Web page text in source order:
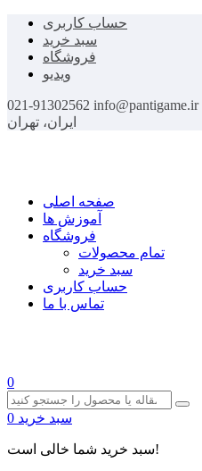
حساب کاربری
سبد خرید
فروشگاه
ویدیو
021-91302562 info@pantigame.ir
ایران، تهران
صفحه اصلی
آموزش ها
فروشگاه
تمام محصولات
سبد خرید
حساب کاربری
تماس با ما
0
سبد خرید 0
سبد خرید شما خالی است!